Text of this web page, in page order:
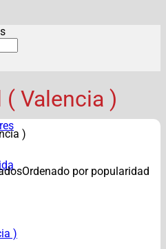
Valencia )
)
Ordenado por popularidad
)